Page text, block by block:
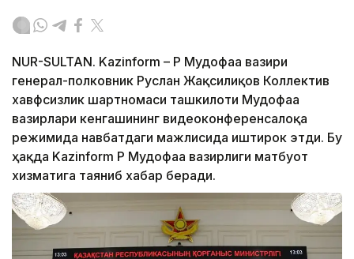
NUR-SULTAN. Kazinform – ҚР Мудофаа вазири
генерал-полковник Руслан Жақсилиқов Коллектив
хавфсизлик шартномаси ташкилоти Мудофаа
вазирлари кенгашининг видеоконференсалоқа
режимида навбатдаги мажлисида иштирок этди. Бу
ҳақда Kazinform ҚР Мудофаа вазирлиги матбуот
хизматига таяниб хабар беради.